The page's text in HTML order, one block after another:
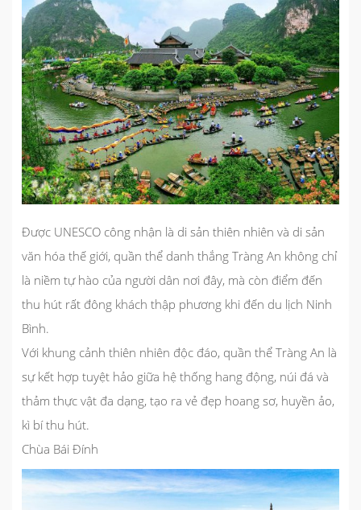
Được UNESCO công nhận là di sản thiên nhiên và di sản
văn hóa thế giới, quần thể danh thắng Tràng An không chỉ
là niềm tự hào của người dân nơi đây, mà còn điểm đến
thu hút rất đông khách thập phương khi đến du lịch Ninh
Bình.
Với khung cảnh thiên nhiên độc đáo, quần thể Tràng An là
sự kết hợp tuyệt hảo giữa hệ thống hang động, núi đá và
thảm thực vật đa dạng, tạo ra vẻ đẹp hoang sơ, huyền ảo,
kì bí thu hút.
Chùa Bái Đính